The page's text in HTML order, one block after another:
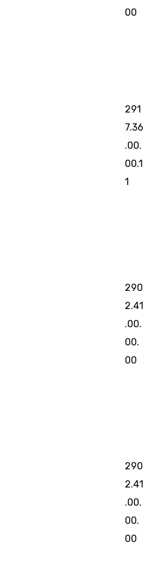
00
291
7.36
.00.
00.1
1
290
2.41
.00.
00.
00
290
2.41
.00.
00.
00